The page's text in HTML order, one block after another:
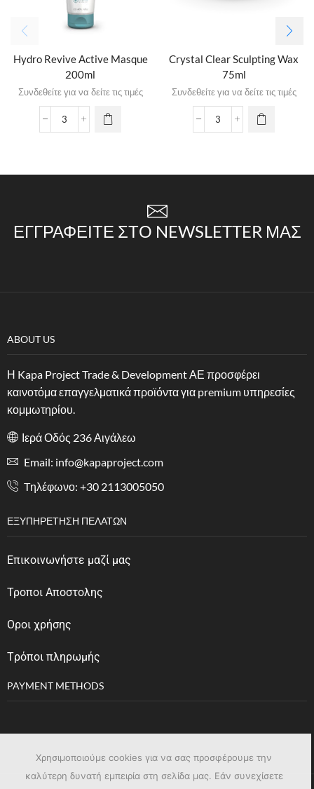
Hydro Revive Active Masque
200ml
Συνδεθείτε για να δείτε τις τιμές
Crystal Clear Sculpting Wax
75ml
Συνδεθείτε για να δείτε τις τιμές
ΕΓΓΡΑΦΕΊΤΕ ΣΤΟ NEWSLETTER ΜΑΣ
ABOUT US
Η Kapa Project Trade & Development ΑΕ προσφέρει
καινοτόμα επαγγελματικά προϊόντα για premium υπηρεσίες
κομμωτηρίου.
Ιερά Οδός 236 Αιγάλεω
Email: info@kapaproject.com
Tηλέφωνο: +30 2113005050
ΕΞΥΠΗΡΈΤΗΣΗ ΠΕΛΑΤΏΝ
Επικοινωνήστε μαζί μας
Τροποι Αποστολης
Οροι χρήσης
Tρόποι πληρωμής
PAYMENT METHODS
Χρησιμοποιούμε cookies για να σας προσφέρουμε την
καλύτερη δυνατή εμπειρία στη σελίδα μας. Εάν συνεχίσετε